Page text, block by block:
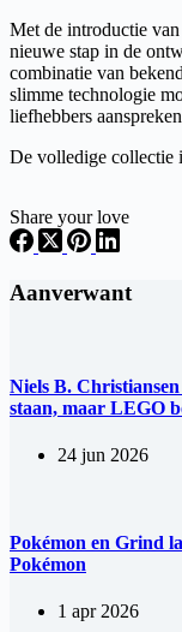
Met de introductie
nieuwe stap in de
combinatie van
slimme technologie
liefhebbers
De volledige collectie
Share your love
Aanverwant
Niels B.
staan, maar LEGO
24 jun 2026
Pokémon en Grind
Pokémon
1 apr 2026